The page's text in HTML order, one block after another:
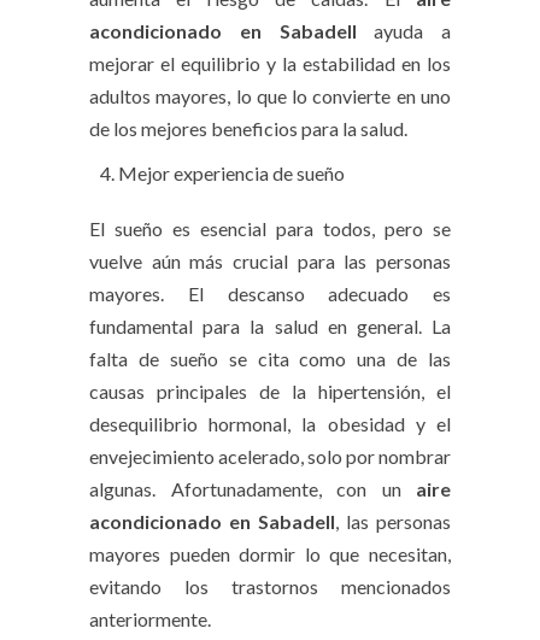
acondicionado en Sabadell ayuda a
mejorar el equilibrio y la estabilidad en los
adultos mayores, lo que lo convierte en uno
de los mejores beneficios para la salud.
Mejor experiencia de sueño
El sueño es esencial para todos, pero se
vuelve aún más crucial para las personas
mayores. El descanso adecuado es
fundamental para la salud en general. La
falta de sueño se cita como una de las
causas principales de la hipertensión, el
desequilibrio hormonal, la obesidad y el
envejecimiento acelerado, solo por nombrar
algunas. Afortunadamente, con un aire
acondicionado en Sabadell, las personas
mayores pueden dormir lo que necesitan,
evitando los trastornos mencionados
anteriormente.